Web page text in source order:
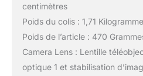
centimètres
Poids du colis : 1,71
Poids de l’article : 470
Camera Lens : Lentille
optique 1 et stabilisation